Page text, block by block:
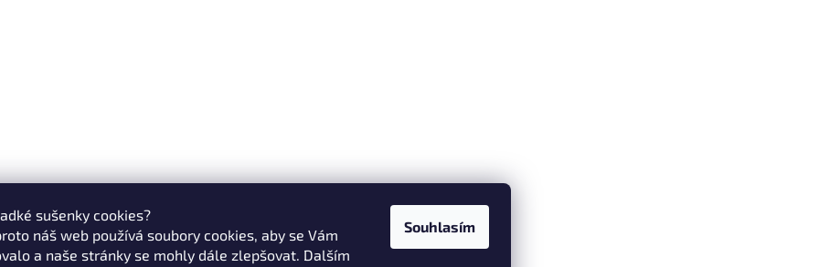
sušenky cookies?
náš web používá soubory cookies, aby se Vám
a naše stránky se mohly dále zlepšovat. Dalším
Souhlasím